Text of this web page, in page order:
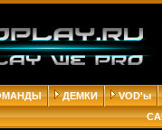
ДЕМКИ
VOD'ы